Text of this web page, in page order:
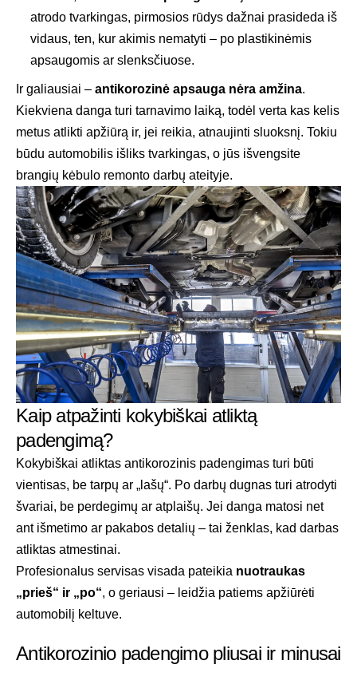
atrodo tvarkingas, pirmosios rūdys dažnai prasideda iš
vidaus, ten, kur akimis nematyti – po plastikinėmis
apsaugomis ar slenksčiuose.
Ir galiausiai – antikorozinė apsauga nėra amžina.
Kiekviena danga turi tarnavimo laiką, todėl verta kas kelis
metus atlikti apžiūrą ir, jei reikia, atnaujinti sluoksnį. Tokiu
būdu automobilis išliks tvarkingas, o jūs išvengsite
brangių kėbulo remonto darbų ateityje.
Kaip atpažinti kokybiškai atliktą
padengimą?
Kokybiškai atliktas antikorozinis padengimas turi būti
vientisas, be tarpų ar „lašų“. Po darbų dugnas turi atrodyti
švariai, be perdegimų ar atplaišų. Jei danga matosi net
ant išmetimo ar pakabos detalių – tai ženklas, kad darbas
atliktas atmestinai.
Profesionalus servisas visada pateikia nuotraukas
„prieš“ ir „po“, o geriausi – leidžia patiems apžiūrėti
automobilį keltuve.
Antikorozinio padengimo pliusai ir minusai